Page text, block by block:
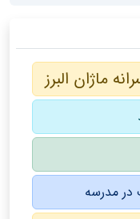
ماژان البرز
در مدرسه